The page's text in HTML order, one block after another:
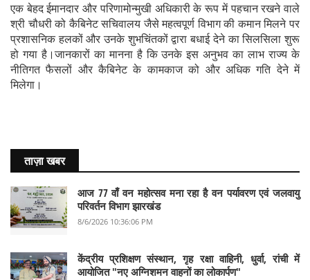
एक बेहद ईमानदार और परिणामोन्मुखी अधिकारी के रूप में पहचान रखने वाले
श्री चौधरी को कैबिनेट सचिवालय जैसे महत्वपूर्ण विभाग की कमान मिलने पर
प्रशासनिक हलकों और उनके शुभचिंतकों द्वारा बधाई देने का सिलसिला शुरू
हो गया है।जानकारों का मानना है कि उनके इस अनुभव का लाभ राज्य के
नीतिगत फैसलों और कैबिनेट के कामकाज को और अधिक गति देने में
मिलेगा।
ताज़ा खबर
आज 77 वाँ वन महोत्सव मना रहा है वन पर्यावरण एवं जलवायु
परिवर्तन विभाग झारखंड
8/6/2026 10:36:06 PM
केंद्रीय प्रशिक्षण संस्थान, गृह रक्षा वाहिनी, धुर्वा, रांची में
आयोजित "नए अग्निशमन वाहनों का लोकार्पण"